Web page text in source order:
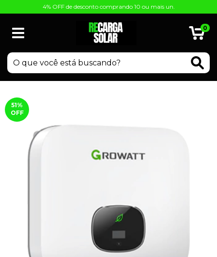
4% OFF de desconto comprando 10 ou mais un.
0
51%
OFF